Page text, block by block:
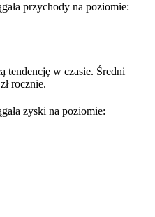
przychody na poziomie:
tendencję w czasie. Średni
rocznie.
zyski na poziomie: